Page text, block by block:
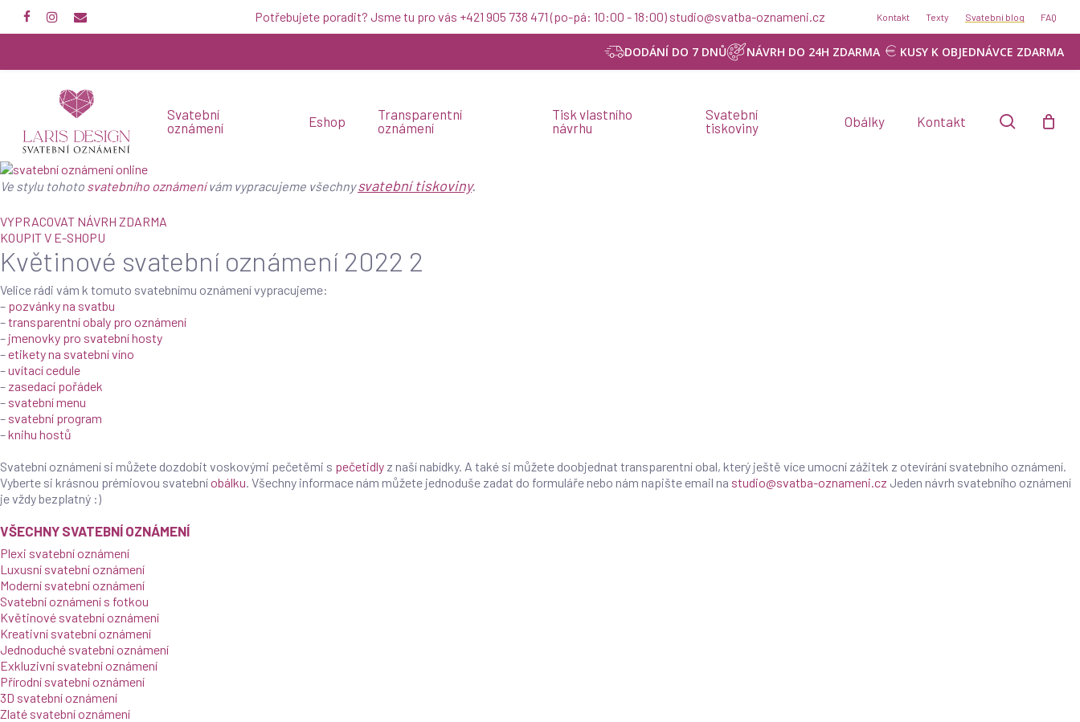
main
facebookinstagram
email Potřebujete poradit? Jsme tu pro vás +421 905 738 471 (po-pá: 10:00 - 18:00) studio@svatba-oznameni.cz Kontakt Texty Svatební blog FAQ
DODÁNÍ DO 7 DNŮ NÁVRH DO 24H ZDARMA KUSY K OBJEDNÁVCE ZDARMA
Svatební
oznámení
Eshop
Transparentní
oznámení
Tisk vlastního
návrhu
Svatební
tiskoviny
Obálky Kontakt search
Ve stylu tohoto svatebního oznámenívám vypracujeme všechnysvatební tiskoviny.
VYPRACOVAT NÁVRH ZDARMA
KOUPIT V E-SHOPU
Květinové svatební oznámení 2022 2
Velice rádi vám k tomuto svatebnímu oznámení vypracujeme:
– pozvánky na svatbu
–transparentní obaly pro oznámení
– jmenovky pro svatební hosty
–etikety na svatební víno
–uvítací cedule
– zasedací pořádek
– svatební menu
– svatební program
–knihu hostů
Svatební oznámení si můžete dozdobit voskovými pečetěmi s pečetidly z naší nabídky. A také si můžete doobjednat transparentní obal, který ještě více umocní zážitek z otevírání svatebního oznámení.
Vyberte si krásnou prémiovou svatebníobálku. Všechny informace nám můžete jednoduše zadat do formuláře nebo nám napište email na studio@svatba-oznameni.cz Jeden návrh svatebního oznámení
je vždy bezplatný :)
VŠECHNY SVATEBNÍ OZNÁMENÍ
Plexi svatební oznámení
Luxusní svatební oznámení
Moderní svatební oznámení
Svatební oznámení s fotkou
Květinové svatební oznámení
Kreativní svatební oznámení
Jednoduché svatební oznámení
Exkluzivní svatební oznámení
Přírodní svatební oznámení
3D svatební oznámení
Zlaté svatební oznámení
NÁVRH ZDARMA